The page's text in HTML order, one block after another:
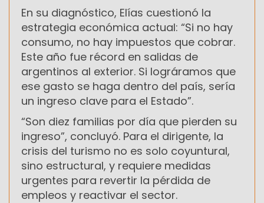
En su diagnóstico, Elías cuestionó la
estrategia económica actual: “Si no hay
consumo, no hay impuestos que cobrar.
Este año fue récord en salidas de
argentinos al exterior. Si lográramos que
ese gasto se haga dentro del país, sería
un ingreso clave para el Estado”.
“Son diez familias por día que pierden su
ingreso”, concluyó. Para el dirigente, la
crisis del turismo no es solo coyuntural,
sino estructural, y requiere medidas
urgentes para revertir la pérdida de
empleos y reactivar el sector.